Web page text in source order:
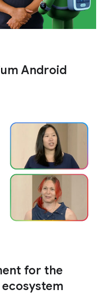
Android
for the